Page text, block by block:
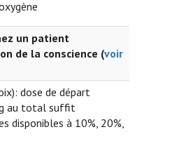
un patient
de la conscience (voir
dose de départ
au total suffit
disponibles à 10%, 20%,